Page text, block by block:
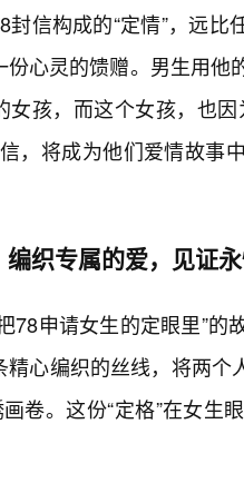
封信构成的“定情”，远
份心灵的馈赠。男生用
女孩，而这个女孩，也
，将成为他们爱情故事
织专属的爱，见证
78申请女生的定眼里”
精心编织的丝线，将两
画卷。这份“定格”在女